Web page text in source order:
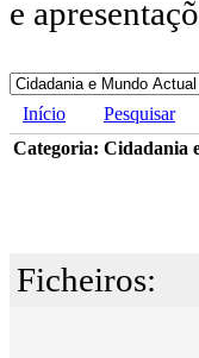
e
Início Pesquisar
Categoria: Cidadania
Ficheiros: